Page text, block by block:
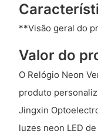
**Visão geral do
Valor do
O Relógio Neon
produto
Jingxin
luzes neon LED